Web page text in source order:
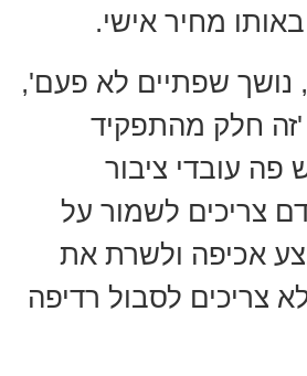
מחיר אישי.
נושך שפתיים לא פעם',
'זה חלק מהתפקיד
פה עובדי ציבור
צריכים לשמור על
אכיפה ולשרת את
צריכים לסבול רדיפה